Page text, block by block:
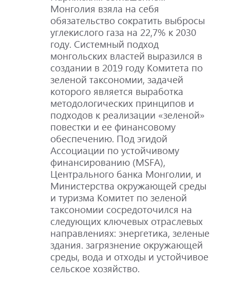
Монголия взяла на себя
обязательство сократить выбросы
углекислого газа на 22,7% к 2030
году. Системный подход
монгольских властей выразился в
создании в 2019 году Комитета по
зеленой таксономии, задачей
которого является выработка
методологических принципов и
подходов к реализации «зеленой»
повестки и ее финансовому
обеспечению. Под эгидой
Ассоциации по устойчивому
финансированию (MSFA),
Центрального банка Монголии, и
Министерства окружающей среды
и туризма Комитет по зеленой
таксономии сосредоточился на
следующих ключевых отраслевых
направлениях: энергетика, зеленые
здания. загрязнение окружающей
среды, вода и отходы и устойчивое
сельское хозяйство.